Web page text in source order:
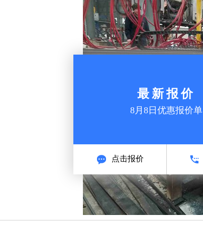
最新报价
8月8日优惠报价单
点击报价